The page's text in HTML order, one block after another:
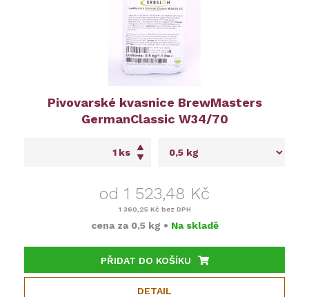
Pivovarské kvasnice BrewMasters
GermanClassic W34/70
ks
od 1 523,48 Kč
1 360,25 Kč bez DPH
cena za 0,5 kg • Na skladě
PŘIDAT DO KOŠÍKU
DETAIL